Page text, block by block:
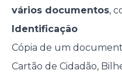
vários documentos,
Identificação
Cópia de um
Cartão de Cidadão,